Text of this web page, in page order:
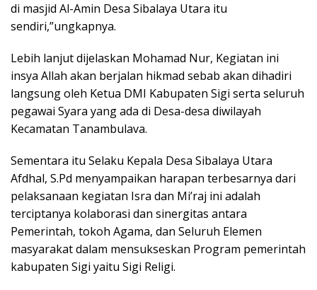
di masjid Al-Amin Desa Sibalaya Utara itu
sendiri,”ungkapnya.
Lebih lanjut dijelaskan Mohamad Nur, Kegiatan ini
insya Allah akan berjalan hikmad sebab akan dihadiri
langsung oleh Ketua DMI Kabupaten Sigi serta seluruh
pegawai Syara yang ada di Desa-desa diwilayah
Kecamatan Tanambulava.
Sementara itu Selaku Kepala Desa Sibalaya Utara
Afdhal, S.Pd menyampaikan harapan terbesarnya dari
pelaksanaan kegiatan Isra dan Mi’raj ini adalah
terciptanya kolaborasi dan sinergitas antara
Pemerintah, tokoh Agama, dan Seluruh Elemen
masyarakat dalam mensukseskan Program pemerintah
kabupaten Sigi yaitu Sigi Religi.